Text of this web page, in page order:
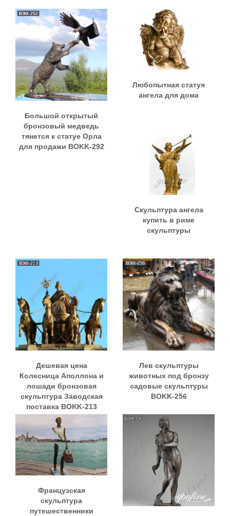
Большой открытый
бронзовый медведь
тянется к статуе Орла
для продажи BOKK-292
Любопытная статуя
ангела для дома
Скульптура ангела
купить в риме
скульптуры
Дешевая цена
Колесница Аполлона и
лошади бронзовая
скульптура Заводская
поставка BOKK-213
Лев скульптуры
животных под бронзу
садовые скульптуры
BOKK-256
Французская
скульптура
путешественники